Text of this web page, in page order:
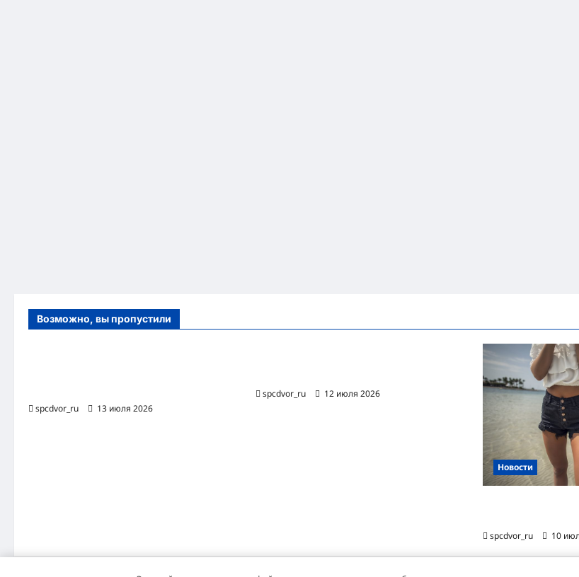
Возможно, вы пропустили
spcdvor_ru
13 июля 2026
spcdvor_ru
12 июля 2026
Новости
spcdvor_ru
10